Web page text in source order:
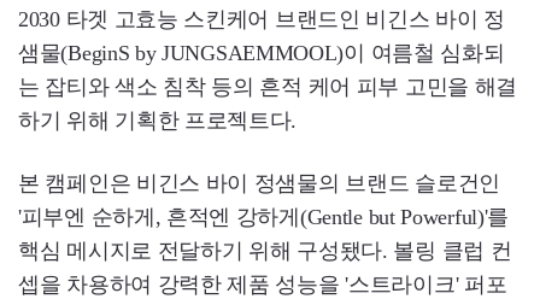
2030 타겟 고효능 스킨케어 브랜드인 비긴스 바이 정
샘물(BeginS by JUNGSAEMMOOL)이 여름철 심화되
는 잡티와 색소 침착 등의 흔적 케어 피부 고민을 해결
하기 위해 기획한 프로젝트다.
본 캠페인은 비긴스 바이 정샘물의 브랜드 슬로건인
'피부엔 순하게, 흔적엔 강하게(Gentle but Powerful)'를
핵심 메시지로 전달하기 위해 구성됐다. 볼링 클럽 컨
셉을 차용하여 강력한 제품 성능을 '스트라이크' 퍼포